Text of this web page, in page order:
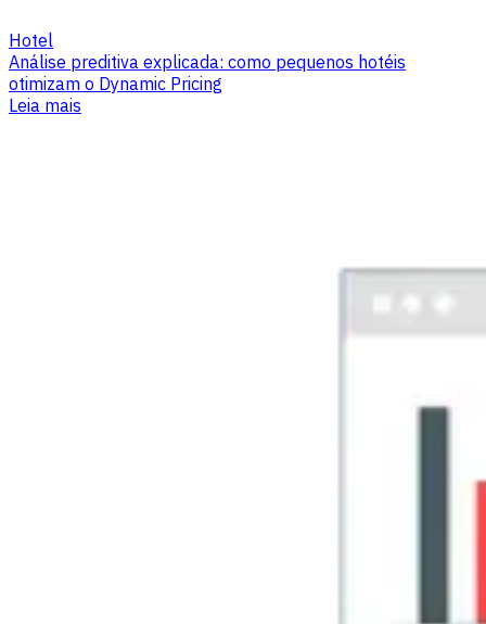
Hotel
Análise preditiva explicada: como pequenos hotéis
otimizam o Dynamic Pricing
Leia mais